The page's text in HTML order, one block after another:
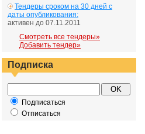
Тендеры сроком на 30 дней с
даты опубликования:
активен до 07.11.2011
Смотреть все тендеры»
Добавить тендер»
Подписка
Подписаться
Отписаться